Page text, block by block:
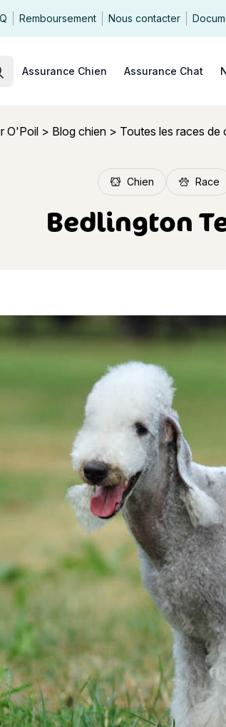
Remboursement Nous contacter
Assurance Chien Assurance Chat
O'Poil > Blog chien > Toutes les races de
Chien Race
Bedlington